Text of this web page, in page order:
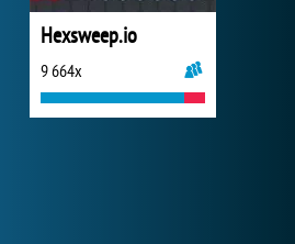
Hexsweep.io
9 664x